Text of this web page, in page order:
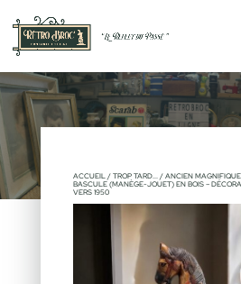
VENDU
ACCUEIL/ TROP TARD.../ ANCIEN
BASCULE (MANÈGE-JOUET) EN BOIS –
VERS 1950